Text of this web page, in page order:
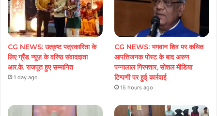
CG NEWS: उत्कृष्ट पत्रकारिता के
लिए ग्रैंड न्यूज़ के वरिष्ठ संवाददाता
आर.के. राजपूत हुए सम्मानित
1 day ago
CG NEWS: भगवान शिव पर कथित
आपत्तिजनक पोस्ट के बाद अरुण
पन्नालाल गिरफ्तार, सोशल मीडिया
टिप्पणी पर हुई कार्रवाई
15 hours ago